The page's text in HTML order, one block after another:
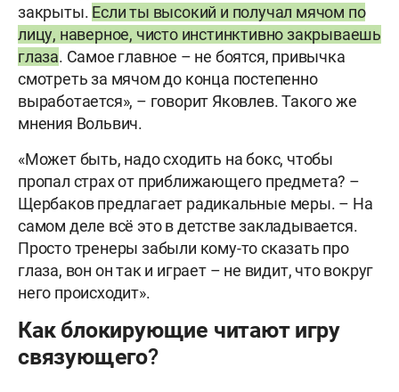
закрыты. Если ты высокий и получал мячом по
лицу, наверное, чисто инстинктивно закрываешь
глаза. Самое главное – не боятся, привычка
смотреть за мячом до конца постепенно
выработается», – говорит Яковлев. Такого же
мнения Вольвич.
«Может быть, надо сходить на бокс, чтобы
пропал страх от приближающего предмета? –
Щербаков предлагает радикальные меры. – На
самом деле всё это в детстве закладывается.
Просто тренеры забыли кому-то сказать про
глаза, вон он так и играет – не видит, что вокруг
него происходит».
Как блокирующие читают игру
связующего?